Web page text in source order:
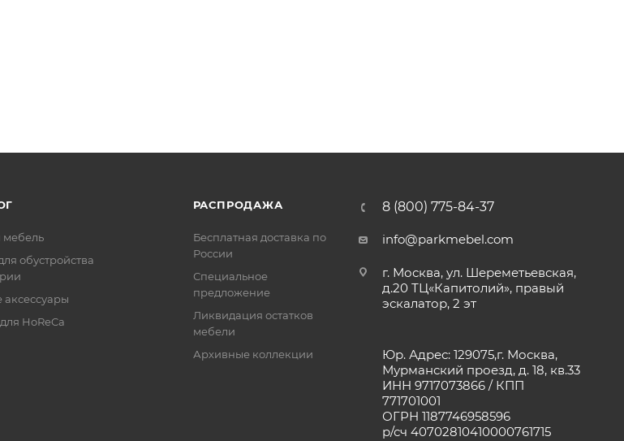
мебель
обустройства
аксессуары
HoReCa
РАСПРОДАЖА
Бесплатная доставка по
России
Специальное
предложение
Ликвидация остатков
мебели
Архивные коллекции
8 (800) 775-84-37
info@parkmebel.com
г. Москва, ул. Шереметьевская,
д.20 ТЦ«Капитолий», правый
эскалатор, 2 эт
Юр. Адрес: 129075,г. Москва,
Мурманский проезд, д. 18, кв.33
ИНН 9717073866 / КПП
771701001
ОГРН 1187746958596
р/сч 40702810410000761715